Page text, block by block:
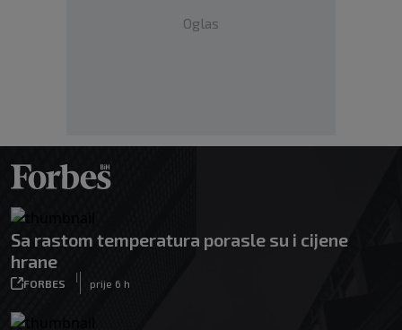
Oglas
Sa rastom temperatura porasle su i cijene
hrane
FORBES
|
prije 6 h